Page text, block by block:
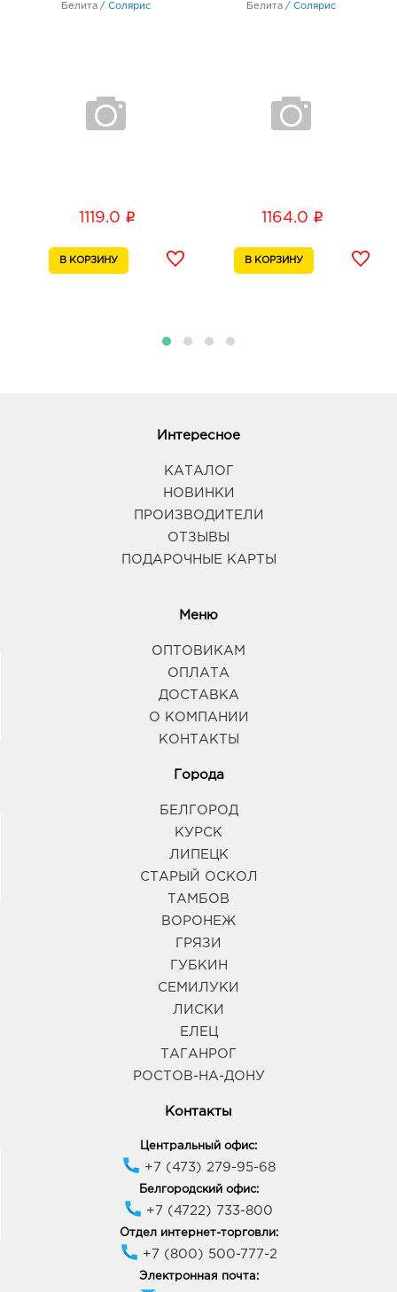
Белита / Солярис
1119.0 i
Белита / Солярис
1164.0 i
Интересное
КАТАЛОГ
НОВИНКИ
ПРОИЗВОДИТЕЛИ
ОТЗЫВЫ
ПОДАРОЧНЫЕ КАРТЫ
Меню
ОПТОВИКАМ
ОПЛАТА
ДОСТАВКА
О КОМПАНИИ
КОНТАКТЫ
Города
БЕЛГОРОД
КУРСК
ЛИПЕЦК
СТАРЫЙ ОСКОЛ
ТАМБОВ
ВОРОНЕЖ
ГРЯЗИ
ГУБКИН
СЕМИЛУКИ
ЛИСКИ
ЕЛЕЦ
ТАГАНРОГ
РОСТОВ-НА-ДОНУ
Контакты
Центральный офис:
+7 (473) 279-95-68
Белгородский офис:
+7 (4722) 733-800
Отдел интернет-торговли:
+7 (800) 500-777-2
Электронная почта: